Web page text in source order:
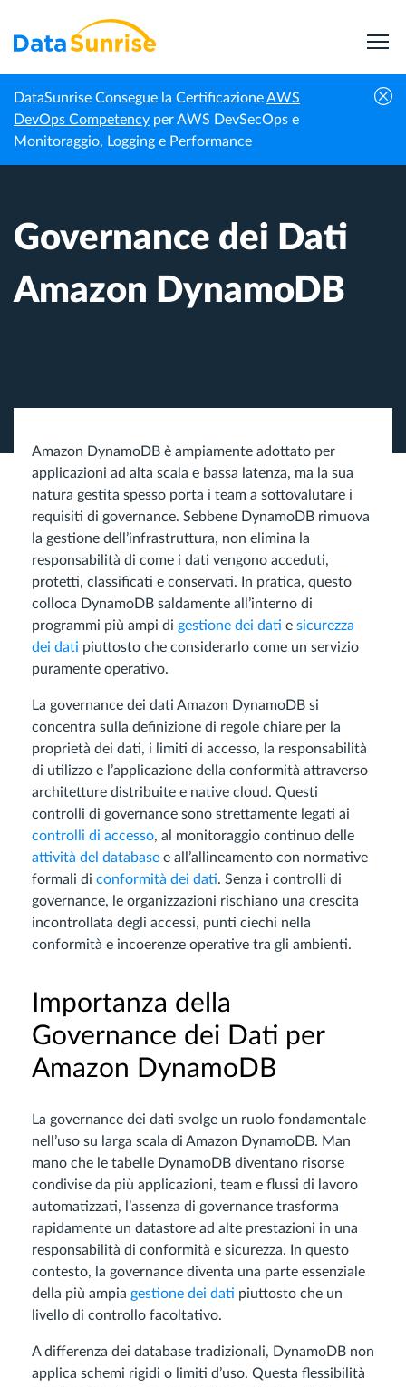
DataSunrise Consegue la CertificazioneAWS
DevOps Competency per AWS DevSecOps e
Monitoraggio, Logging e Performance
Homepage
Centro di
Conoscenza
Governance dei Dati Amazon
Governance dei Dati
Amazon DynamoDB
Amazon DynamoDB è ampiamente adottato per
applicazioni ad alta scala e bassa latenza, ma la sua
natura gestita spesso porta i team a sottovalutare i
requisiti di governance. Sebbene DynamoDB rimuova
la gestione dell’infrastruttura, non elimina la
responsabilità di come i dati vengono acceduti,
protetti, classificati e conservati. In pratica, questo
colloca DynamoDB saldamente all’interno di
programmi più ampi di gestione dei dati e sicurezza
dei dati piuttosto che considerarlo come un servizio
puramente operativo.
La governance dei dati Amazon DynamoDB si
concentra sulla definizione di regole chiare per la
proprietà dei dati, i limiti di accesso, la responsabilità
di utilizzo e l’applicazione della conformità attraverso
architetture distribuite e native cloud. Questi
controlli di governance sono strettamente legati ai
controlli di accesso, al monitoraggio continuo delle
attività del database e all’allineamento con normative
formali di conformità dei dati. Senza i controlli di
governance, le organizzazioni rischiano una crescita
incontrollata degli accessi, punti ciechi nella
conformità e incoerenze operative tra gli ambienti.
Importanza della
Governance dei Dati per
Amazon DynamoDB
La governance dei dati svolge un ruolo fondamentale
nell’uso su larga scala di Amazon DynamoDB. Man
mano che le tabelle DynamoDB diventano risorse
condivise da più applicazioni, team e flussi di lavoro
automatizzati, l’assenza di governance trasforma
rapidamente un datastore ad alte prestazioni in una
responsabilità di conformità e sicurezza. In questo
contesto, la governance diventa una parte essenziale
della più ampia gestione dei dati piuttosto che un
livello di controllo facoltativo.
A differenza dei database tradizionali, DynamoDB non
applica schemi rigidi o limiti d’uso. Questa flessibilità